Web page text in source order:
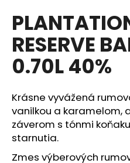
produktu
je
5,0
5
hviezdičiek.
RESERVE
0.70L 40%
Krásne vyvážená
vanilkou a karamelom,
záverom s tónmi
starnutia.
Zmes výberových
O
d
p
o
ú
č
a
m